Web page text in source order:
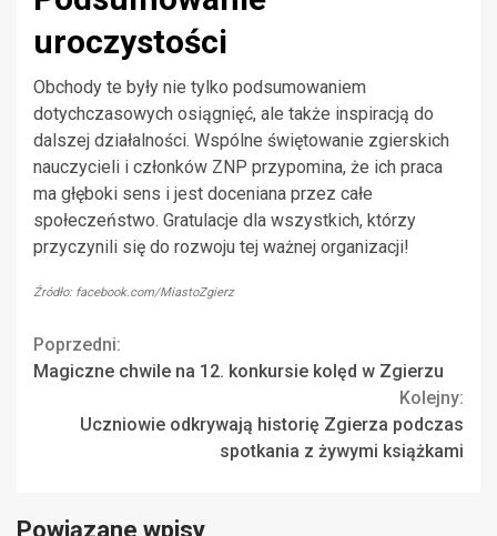
uroczystości
Obchody te były nie tylko podsumowaniem
dotychczasowych osiągnięć, ale także inspiracją do
dalszej działalności. Wspólne świętowanie zgierskich
nauczycieli i członków ZNP przypomina, że ich praca
ma głęboki sens i jest doceniana przez całe
społeczeństwo. Gratulacje dla wszystkich, którzy
przyczynili się do rozwoju tej ważnej organizacji!
Źródło: facebook.com/MiastoZgierz
Continue
Poprzedni:
Magiczne chwile na 12. konkursie kolęd w Zgierzu
Kolejny:
Uczniowie odkrywają historię Zgierza podczas
spotkania z żywymi książkami
Powiązane wpisy